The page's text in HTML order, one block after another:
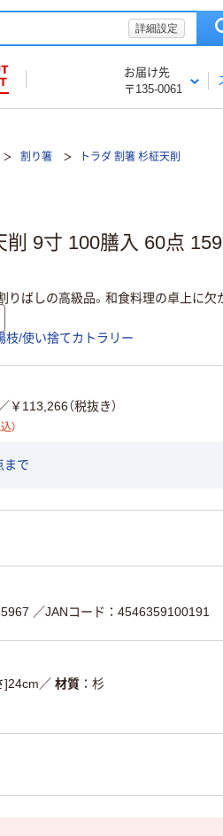
詳細設定
お届け先
〒135-0061
割り箸 トラダ 割箸 杉柾天削
削 9寸 100膳入 60点
りばしの高級品。和食料理の卓上に欠
枝/使い捨てカトラリー
／￥113,266（税抜き）
）
まで
／JANコード：4546359100191
]24cm ／ 材質
杉